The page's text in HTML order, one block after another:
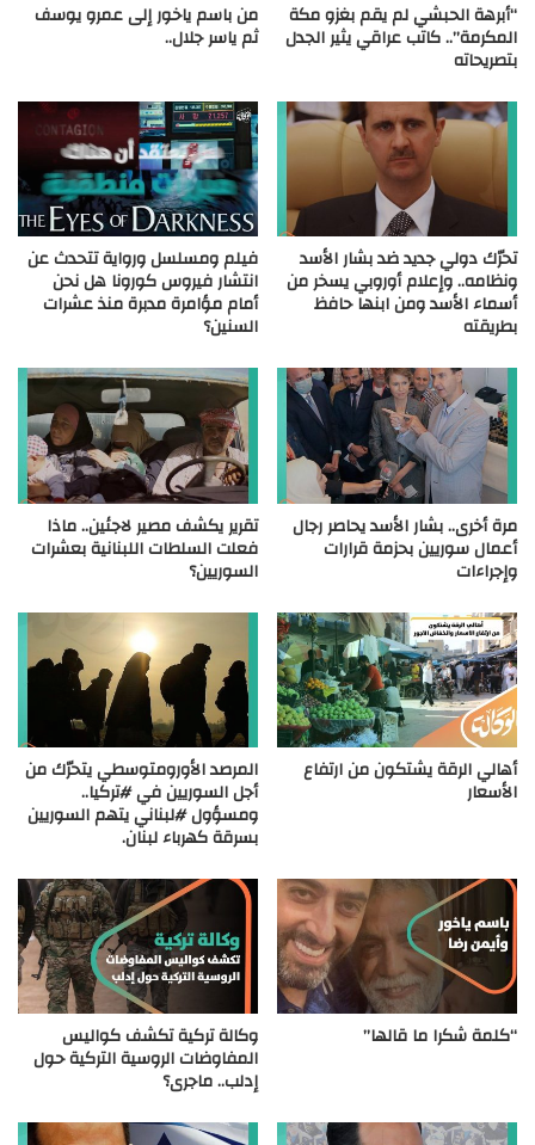
“أبرهة الحبشي لم يقم بغزو مكة
المكرمة”.. كاتب عراقي يثير الجدل
بتصريحاته
من باسم ياخور إلى عمرو يوسف
ثم ياسر جلال..
تحرّك دولي جديد ضد بشار الأسد
ونظامه.. وإعلام أوروبي يسخر من
أسماء الأسد ومن ابنها حافظ
بطريقته
فيلم ومسلسل ورواية تتحدث عن
انتشار فيروس كورونا هل نحن
أمام مؤامرة مدبرة منذ عشرات
السنين؟
مرة أخرى.. بشار الأسد يحاصر رجال
أعمال سوريين بحزمة قرارات
وإجراءات
تقرير يكشف مصير لاجئين.. ماذا
فعلت السلطات اللبنانية بعشرات
السوريين؟
أهالي الرقة يشتكون من ارتفاع
الأسعار
المرصد الأورومتوسطي يتحرّك من
أجل السوريين في #تركيا..
ومسؤول #لبناني يتهم السوريين
بسرقة كهرباء لبنان.
“كلمة شكرا ما قالها” وكالة تركية تكشف كواليس
المفاوضات الروسية التركية حول
إدلب.. ماجرى؟